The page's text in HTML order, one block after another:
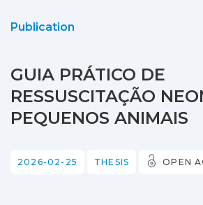
Statistics
Publication
GUIA PRÁTICO DE
RESSUSCITAÇÃO
PEQUENOS ANIMAIS
2026-02-25 THESIS OPEN